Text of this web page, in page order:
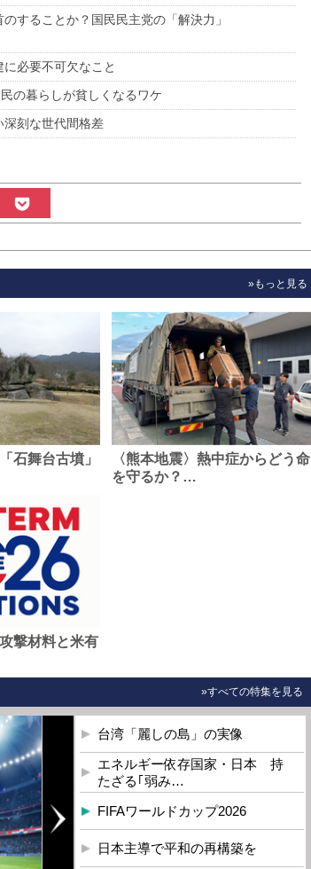
することか？国民民主党の「解決力」
必要不可欠なこと
の暮らしが貧しくなるワケ
深刻な世代間格差
»もっと見る
石舞台古墳」
〈熊本地震〉熱中症からどう命
を守るか？…
撃材料と米有
»すべての特集を見る
台湾「麗しの島」の実像
エネルギー依存国家・日本 持
たざる｢弱み…
FIFAワールドカップ2026
日本主導で平和の再構築を